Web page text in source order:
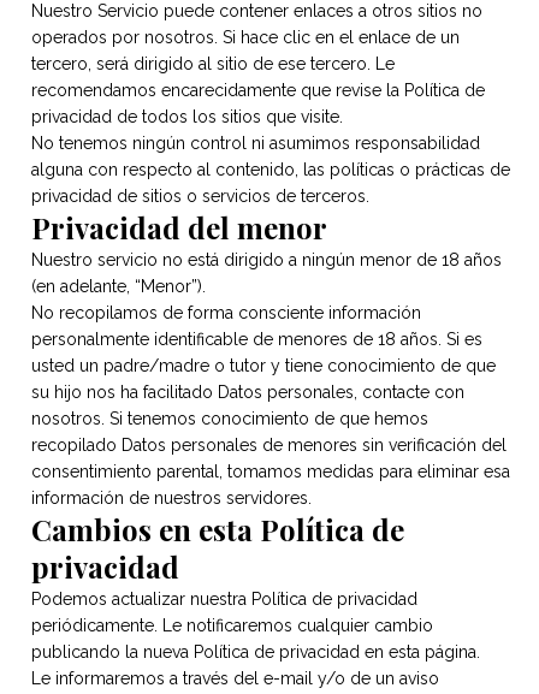
Nuestro Servicio puede contener enlaces a otros sitios no
operados por nosotros. Si hace clic en el enlace de un
tercero, será dirigido al sitio de ese tercero. Le
recomendamos encarecidamente que revise la Política de
privacidad de todos los sitios que visite.
No tenemos ningún control ni asumimos responsabilidad
alguna con respecto al contenido, las políticas o prácticas de
privacidad de sitios o servicios de terceros.
Privacidad del menor
Nuestro servicio no está dirigido a ningún menor de 18 años
(en adelante, “Menor”).
No recopilamos de forma consciente información
personalmente identificable de menores de 18 años. Si es
usted un padre/madre o tutor y tiene conocimiento de que
su hijo nos ha facilitado Datos personales, contacte con
nosotros. Si tenemos conocimiento de que hemos
recopilado Datos personales de menores sin verificación del
consentimiento parental, tomamos medidas para eliminar esa
información de nuestros servidores.
Cambios en esta Política de
privacidad
Podemos actualizar nuestra Política de privacidad
periódicamente. Le notificaremos cualquier cambio
publicando la nueva Política de privacidad en esta página.
Le informaremos a través del e-mail y/o de un aviso